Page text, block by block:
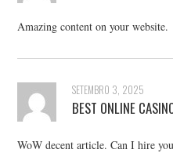
Amazing content on your website.
SETEMBRO 3, 2025
⁠BEST ONLINE
WoW decent article. Can I hire